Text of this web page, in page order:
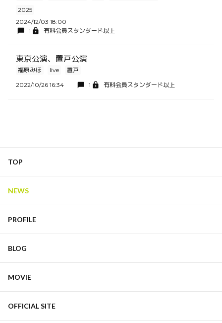
2025
2024/12/03 18:00
1
有料会員スタンダード以上
東京公演、置戸公演
福原みほ live
置戸
2022/10/26 16:34
1 有料会員スタンダード以上
TOP
NEWS
PROFILE
BLOG
MOVIE
OFFICIAL SITE